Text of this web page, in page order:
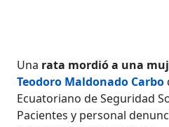
Una rata mordió a una
Teodoro Maldonado Carbo
Ecuatoriano de Seguridad
Pacientes y personal